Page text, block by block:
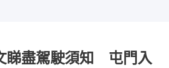
睇盡駕駛須知 屯門入